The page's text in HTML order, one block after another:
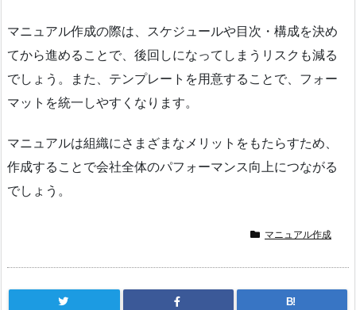
マニュアル作成の際は、スケジュールや目次・構成を決め
てから進めることで、後回しになってしまうリスクも減る
でしょう。また、テンプレートを用意することで、フォー
マットを統一しやすくなります。
マニュアルは組織にさまざまなメリットをもたらすため、
作成することで会社全体のパフォーマンス向上につながる
でしょう。
マニュアル作成
B!